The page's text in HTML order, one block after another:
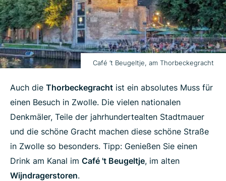
Café ’t Beugeltje, am Thorbeckegracht
Auch die Thorbeckegracht ist ein absolutes Muss für
einen Besuch in Zwolle. Die vielen nationalen
Denkmäler, Teile der jahrhundertealten Stadtmauer
und die schöne Gracht machen diese schöne Straße
in Zwolle so besonders. Tipp: Genießen Sie einen
Drink am Kanal im Café 't Beugeltje, im alten
Wijndragerstoren.